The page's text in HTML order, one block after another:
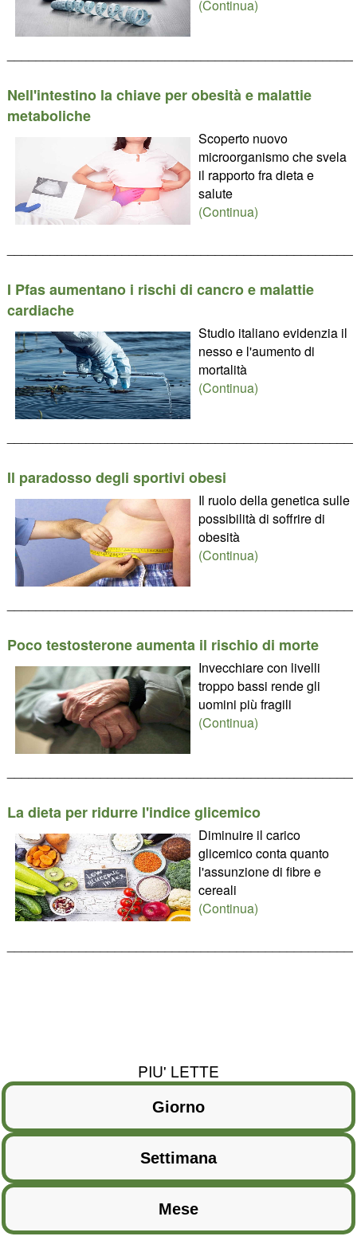
(Continua)
Nell'intestino la chiave per obesità e malattie
metaboliche
Scoperto nuovo
microorganismo che svela
il rapporto fra dieta e
salute
(Continua)
I Pfas aumentano i rischi di cancro e malattie
cardiache
Studio italiano evidenzia il
nesso e l'aumento di
mortalità
(Continua)
Il paradosso degli sportivi obesi
Il ruolo della genetica sulle
possibilità di soffrire di
obesità
(Continua)
Poco testosterone aumenta il rischio di morte
Invecchiare con livelli
troppo bassi rende gli
uomini più fragili
(Continua)
La dieta per ridurre l'indice glicemico
Diminuire il carico
glicemico conta quanto
l'assunzione di fibre e
cereali
(Continua)
PIU' LETTE